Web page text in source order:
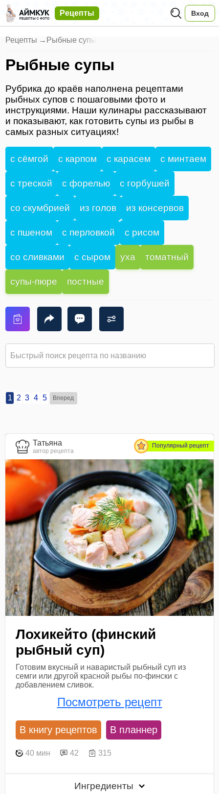
Рецепты Вход
Рецепты → Рыбные супы
Рыбные супы
Рубрика до краёв наполнена рецептами
рыбных супов с пошаговыми фото и
инструкциями. Наши кулинары рассказывают
и показывают, как готовить супы из рыбы в
самых разных ситуациях!
с сёмгой с карпом с карасем с минтаем
с треской с форелью с горбушей
со скумбрией из голов из консервов
с пшеном с перловкой с рисом
со сливками с сыром уха томатный
супы-пюре постные
1 2 3 4 5 Вперед
Татьяна
автор рецепта
Популярный рецепт
Лохикейто (финский
рыбный суп)
Готовим вкусный и наваристый рыбный суп из
семги или другой красной рыбы по-фински с
добавлением сливок.
Посмотреть рецепт
В книгу рецептов В планнер
40 мин 42 315
Ингредиенты